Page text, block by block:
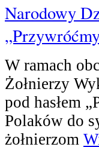
Narodowy
W ramach
Żołnierzy
pod hasłem
Polaków do
żołnierzom